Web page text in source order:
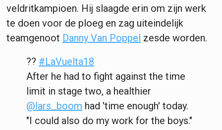
veldritkampioen. Hij slaagde erin om zijn werk
te doen voor de ploeg en zag uiteindelijk
teamgenoot Danny Van Poppel zesde worden.
?? #LaVuelta18
After he had to fight against the time
limit in stage two, a healthier
@lars_boom had 'time enough' today.
"I could also do my work for the boys."